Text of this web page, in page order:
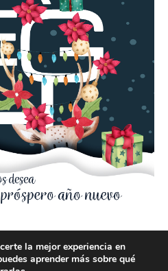
la mejor experiencia en
aprender más sobre qué